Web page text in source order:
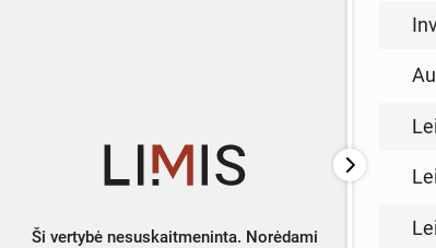
Ši vertybė nesuskaitmeninta. Norėdami